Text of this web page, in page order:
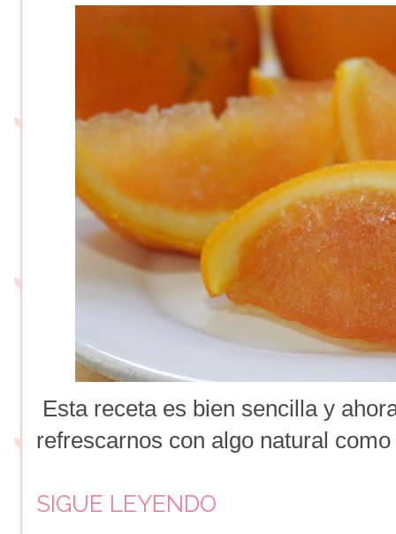
Esta receta es bien sencilla y
refrescarnos con algo natural
SIGUE LEYENDO